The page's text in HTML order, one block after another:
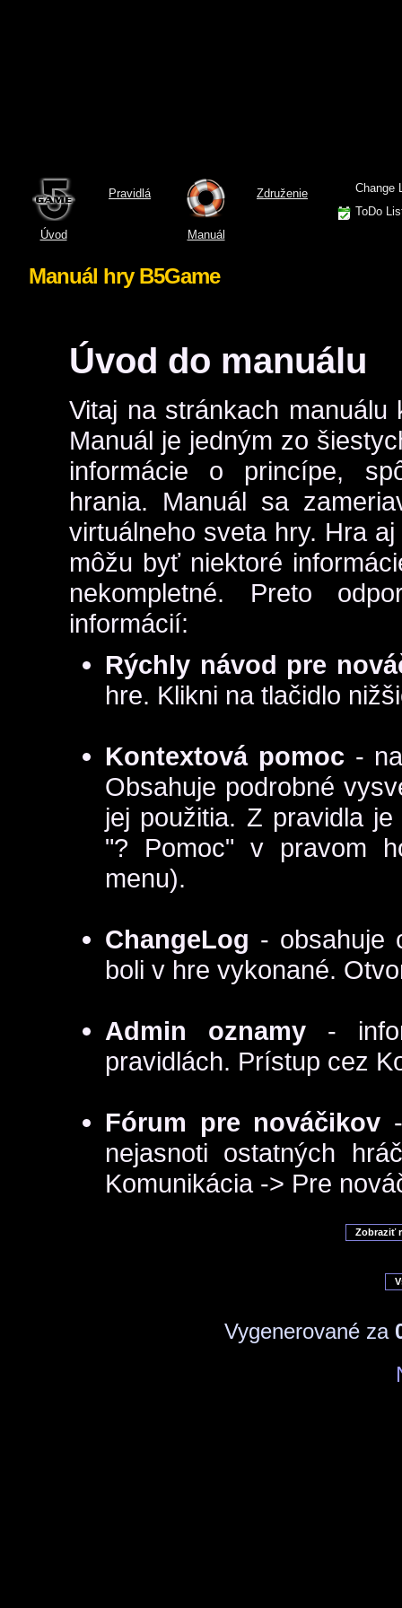
Úvod
Pravidlá
Manuál
Združenie
Change
ToDo
Manuál hry B5Game
Úvod do manuálu
Vitaj na stránkach
Manuál je jedným zo
informácie o princípe,
hrania. Manuál sa
virtuálneho sveta hry. Hra
môžu byť niektoré
nekompletné. Preto
informácií:
Rýchly návod pre
hre. Klikni na tlačidlo
Kontextová pomoc-
Obsahuje podrobné
jej použitia. Z pravidla
"? Pomoc" v pravom
menu).
ChangeLog - obsahuje
boli v hre vykonané.
Admin oznamy -
pravidlách. Prístup cez
Fórum pre nováčikov
nejasnoti ostatných
Komunikácia -> Pre
Vygenerované za